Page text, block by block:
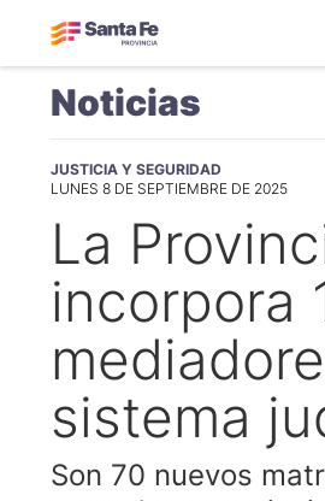
Noticias
JUSTICIA Y SEGURIDAD
LUNES 8 DE SEPTIEMBRE DE 2025
La
incorpora
sistema
Son 70 nuevos